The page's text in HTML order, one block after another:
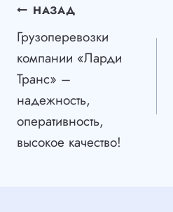
Навигация
по
записям
НАЗАД
Грузоперевозки
компании «Ларди
Транс» –
надежность,
оперативность,
высокое качество!